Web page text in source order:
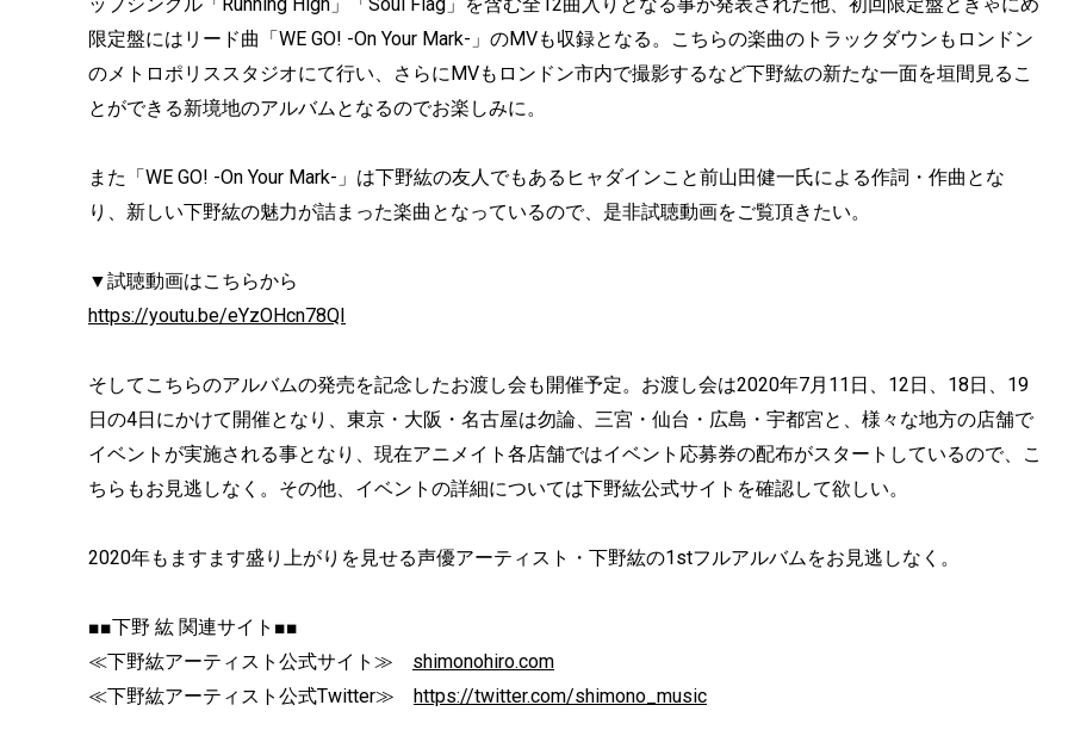
限定盤にはリード曲「WE GO! -On Your Mark-」のMVも収録となる。こちらの楽曲のトラックダウンもロンドン
のメトロポリススタジオにて行い、さらにMVもロンドン市内で撮影するなど下野紘の新たな一面を垣間見るこ
とができる新境地のアルバムとなるのでお楽しみに。
また「WE GO! -On Your Mark-」は下野紘の友人でもあるヒャダインこと前山田健一氏による作詞・作曲とな
り、新しい下野紘の魅力が詰まった楽曲となっているので、是非試聴動画をご覧頂きたい。
▼試聴動画はこちらから
https://youtu.be/eYzOHcn78QI
そしてこちらのアルバムの発売を記念したお渡し会も開催予定。お渡し会は2020年7月11日、12日、18日、19
日の4日にかけて開催となり、東京・大阪・名古屋は勿論、三宮・仙台・広島・宇都宮と、様々な地方の店舗で
イベントが実施される事となり、現在アニメイト各店舗ではイベント応募券の配布がスタートしているので、こ
ちらもお見逃しなく。その他、イベントの詳細については下野紘公式サイトを確認して欲しい。
2020年もますます盛り上がりを見せる声優アーティスト・下野紘の1stフルアルバムをお見逃しなく。
■■下野 紘 関連サイト■■
≪下野紘アーティスト公式サイト≫ shimonohiro.com
≪下野紘アーティスト公式Twitter≫ https://twitter.com/shimono_music